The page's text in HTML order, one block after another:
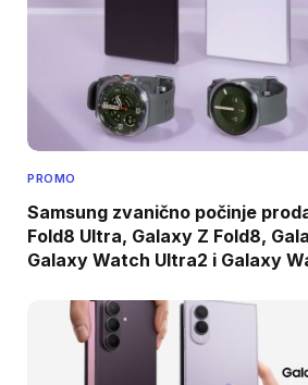
PROMO
Samsung zvanično počinje
Fold8 Ultra, Galaxy Z Fold8,
Galaxy Watch Ultra2 i Galaxy